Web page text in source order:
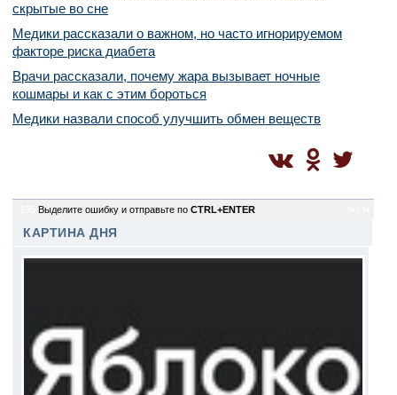
скрытые во сне
Медики рассказали о важном, но часто игнорируемом
факторе риска диабета
Врачи рассказали, почему жара вызывает ночные
кошмары и как с этим бороться
Медики назвали способ улучшить обмен веществ
Выделите ошибку и отправьте по CTRL+ENTER
КАРТИНА ДНЯ